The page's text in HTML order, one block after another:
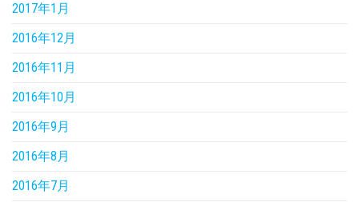
2017年1月
2016年12月
2016年11月
2016年10月
2016年9月
2016年8月
2016年7月